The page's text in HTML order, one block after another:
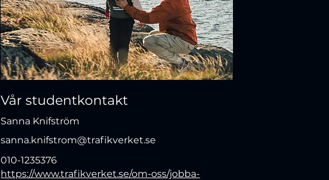
Vår studentkontakt
Sanna Knifström
sanna.knifstrom@trafikverket.se
010-1235376
https://www.trafikverket.se/om-oss/jobba-